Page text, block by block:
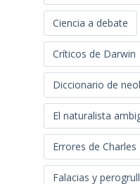
Ciencia a debate
Críticos de Darwin
Diccionario de
El naturalista
Errores de Charles
Falacias y